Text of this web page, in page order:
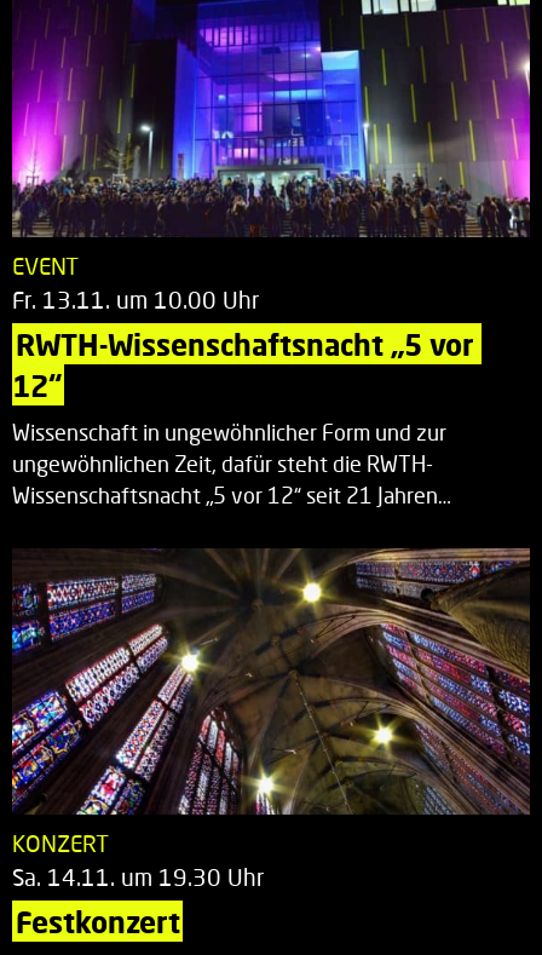
EVENT
Fr. 13.11. um 10.00 Uhr
RWTH-Wissenschaftsnacht „5 vor
12“
Wissenschaft in ungewöhnlicher Form und zur
ungewöhnlichen Zeit, dafür steht die RWTH-
Wissenschaftsnacht „5 vor 12“ seit 21 Jahren…
KONZERT
Sa. 14.11. um 19.30 Uhr
Festkonzert